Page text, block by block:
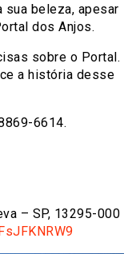
sua beleza, apesar
dos Anjos.
sobre o Portal.
a história desse
6614.
– SP, 13295-000